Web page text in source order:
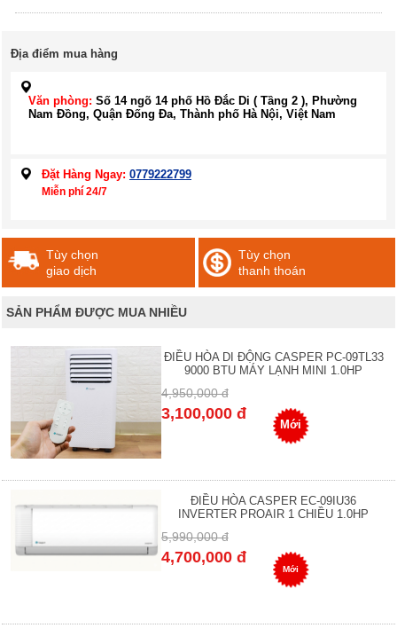
Địa điểm mua hàng
Văn phòng: Số 14 ngõ 14 phố Hồ Đắc Di ( Tầng 2 ), Phường
Nam Đồng, Quận Đống Đa, Thành phố Hà Nội, Việt Nam
Đặt Hàng Ngay: 0779222799
Miễn phí 24/7
Tùy chọn
giao dịch
Tùy chọn
thanh thoán
SẢN PHẨM ĐƯỢC MUA NHIỀU
ĐIỀU HÒA DI ĐỘNG CASPER PC-09TL33
9000 BTU MÁY LẠNH MINI 1.0HP
4,950,000 đ
3,100,000 đ
Mới
ĐIỀU HÒA CASPER EC-09IU36
INVERTER PROAIR 1 CHIỀU 1.0HP
5,990,000 đ
4,700,000 đ
Mới